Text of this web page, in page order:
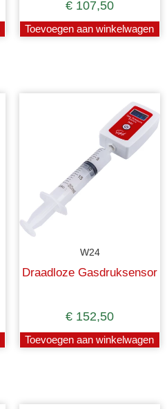
€ 107,50
Toevoegen aan winkelwagen
W24
Draadloze Gasdruksensor
€ 152,50
Toevoegen aan winkelwagen